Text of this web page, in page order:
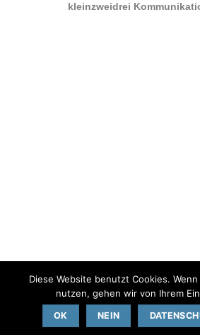
kleinzweidrei
Diese Website benutzt Cookies.
nutzen, gehen wir von Ihrem
OK NEIN